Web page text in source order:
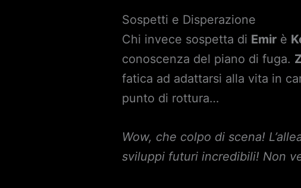
Sospetti e Disperazione
Chi invece sospetta di Emir è
conoscenza del piano di fuga.
fatica ad adattarsi alla vita in
punto di rottura…
Wow, che colpo di scena!
sviluppi futuri incredibili! Non